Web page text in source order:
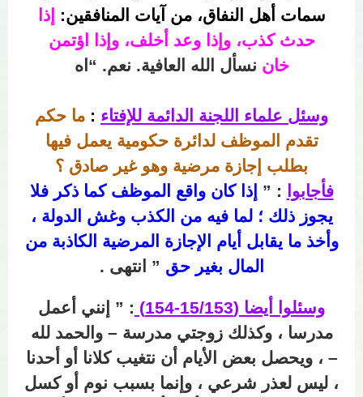
سمات أهل النفاق، من آيات المنافقين:
إذا
حدث كذب، وإذا وعد أخلف، وإذا اؤتمن
خان نسأل الله العافية. نعم. “اه
وسئل علماء اللجنة الدائمة للإفتاء : ما حكم
تقدم الموظف لدائرة حكومية يعمل فيها
بطلب إجازة مرضية وهو غير صادق ؟
فأجابوا
: ” إذا كان واقع الموظف كما ذكر فلا
يجوز ذلك ؛ لما فيه من الكذب وغش الدولة ،
وأخذ ما يقابل أيام الإجازة المرضية الكاذبة من
المال بغير حق ” انتهى .
وسئلوا أيضا (15/153-154)
: ” إنني أعمل
مدرسا ، وكذلك زوجتي مدرسة – والحمد لله
– ، ويحصل بعض الأيام أن نتغيب كلانا أو أحدنا
، ليس لعذر شرعي ، وإنما بسبب نوم أو كسل